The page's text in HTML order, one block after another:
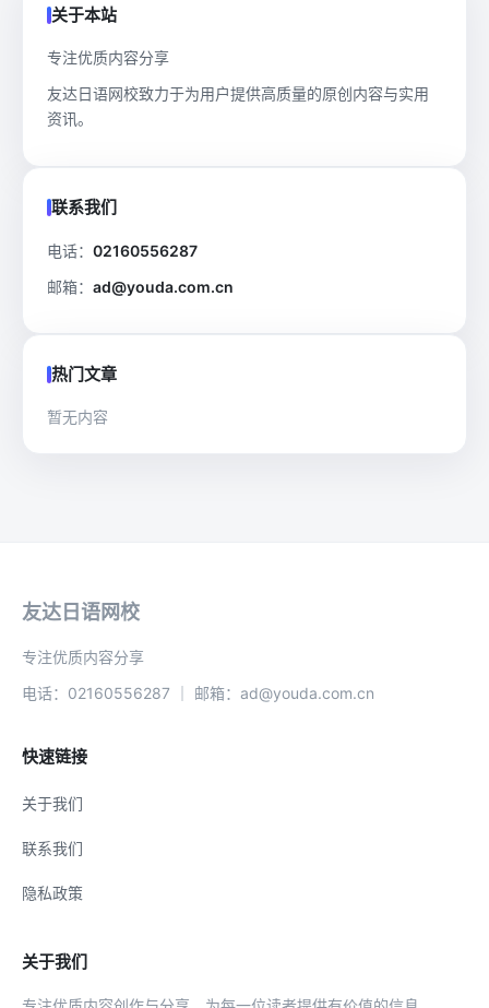
关于本站
专注优质内容分享
友达日语网校致力于为用户提供高质量的原创内容与实用
资讯。
联系我们
电话： 02160556287
邮箱： ad@youda.com.cn
热门文章
暂无内容
友达日语网校
专注优质内容分享
电话：02160556287 ｜ 邮箱：ad@youda.com.cn
快速链接
关于我们
联系我们
隐私政策
关于我们